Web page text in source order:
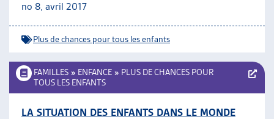
no 8, avril 2017
Plus de chances pour tous les enfants
FAMILLES » ENFANCE » PLUS DE CHANCES POUR
TOUS LES ENFANTS
LA SITUATION DES ENFANTS DANS LE MONDE